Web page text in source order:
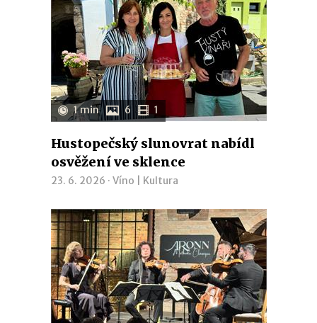
1 min 6 1
Hustopečský slunovrat nabídl
osvěžení ve sklence
23. 6. 2026 · Víno Kultura